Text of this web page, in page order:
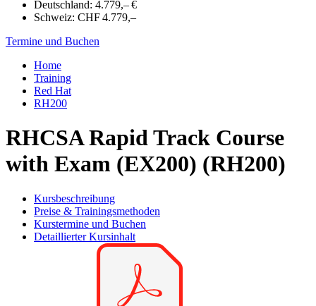
Deutschland: 4.779,– €
Schweiz: CHF 4.779,–
Termine und Buchen
Home
Training
Red Hat
RH200
RHCSA Rapid Track Course
with Exam (EX200) (RH200)
Kursbeschreibung
Preise & Trainingsmethoden
Kurstermine und Buchen
Detaillierter Kursinhalt